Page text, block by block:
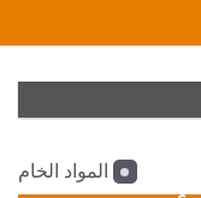
المواد الخام